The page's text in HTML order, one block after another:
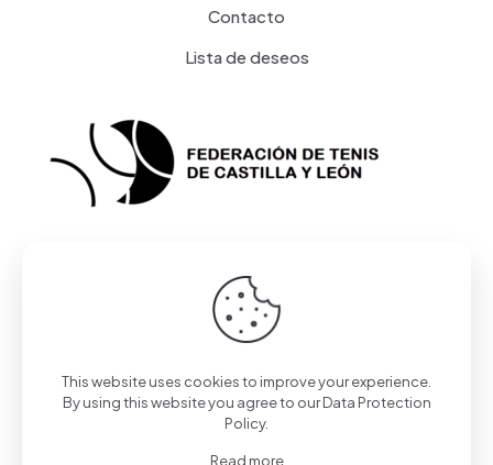
Contacto
Lista de deseos
© 2023 Federación de Tenis de Castilla y León | Todos
los derechos reservados | Desarrollado por
This website uses cookies to improve your experience.
By using this website you agree to ourData Protection
Policy.
Read more